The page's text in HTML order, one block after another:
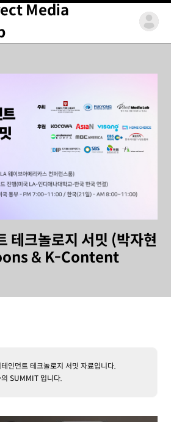
Media
테크놀로지 서밋 (박자현
& K-Content
인먼트 테크놀로지 서밋 자료입니다.
SUMMIT 입니다.